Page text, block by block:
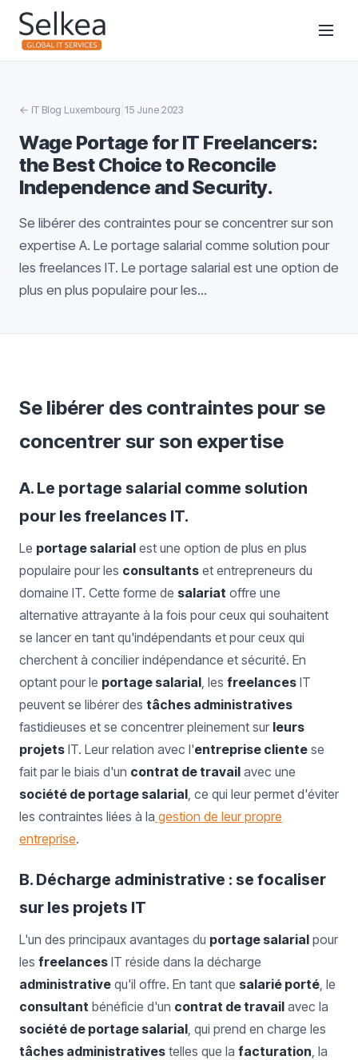
← IT Blog Luxembourg 15 June 2023
Wage Portage for IT Freelancers:
the Best Choice to Reconcile
Independence and Security.
Se libérer des contraintes pour se concentrer sur son
expertise A. Le portage salarial comme solution pour
les freelances IT. Le portage salarial est une option de
plus en plus populaire pour les...
Se libérer des contraintes pour se
concentrer sur son expertise
A. Le portage salarial comme solution
pour les freelances IT.
Le portage salarial est une option de plus en plus
populaire pour les consultants et entrepreneurs du
domaine IT. Cette forme de salariat offre une
alternative attrayante à la fois pour ceux qui souhaitent
se lancer en tant qu'indépendants et pour ceux qui
cherchent à concilier indépendance et sécurité. En
optant pour le portage salarial, les freelances IT
peuvent se libérer des tâches administratives
fastidieuses et se concentrer pleinement sur leurs
projets IT. Leur relation avec l'entreprise cliente se
fait par le biais d'un contrat de travail avec une
société de portage salarial, ce qui leur permet d'éviter
les contraintes liées à la gestion de leur propre
entreprise.
B. Décharge administrative : se focaliser
sur les projets IT
L'un des principaux avantages du portage salarial pour
les freelances IT réside dans la décharge
administrative qu'il offre. En tant que salarié porté, le
consultant bénéficie d'un contrat de travail avec la
société de portage salarial, qui prend en charge les
tâches administratives telles que la facturation, la